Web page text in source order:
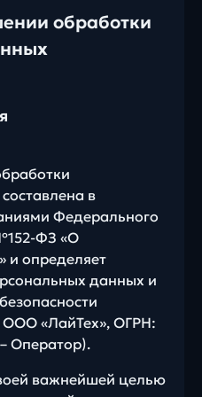
обработки
в
Федерального
ФЗ «О
и определяет
данных и
«ЛайТех», ОГРН:
Оператор).
важнейшей целью